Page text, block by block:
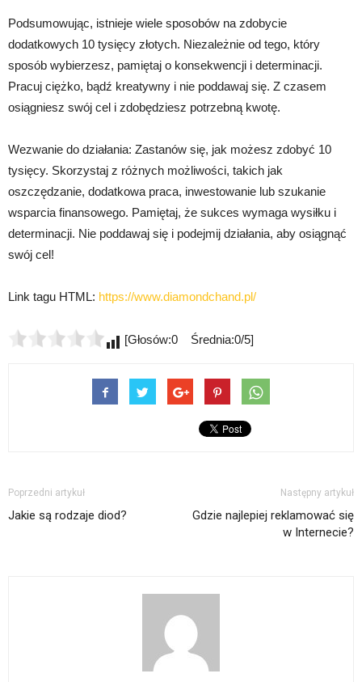
Podsumowując, istnieje wiele sposobów na zdobycie
dodatkowych 10 tysięcy złotych. Niezależnie od tego, który
sposób wybierzesz, pamiętaj o konsekwencji i determinacji.
Pracuj ciężko, bądź kreatywny i nie poddawaj się. Z czasem
osiągniesz swój cel i zdobędziesz potrzebną kwotę.
Wezwanie do działania: Zastanów się, jak możesz zdobyć 10
tysięcy. Skorzystaj z różnych możliwości, takich jak
oszczędzanie, dodatkowa praca, inwestowanie lub szukanie
wsparcia finansowego. Pamiętaj, że sukces wymaga wysiłku i
determinacji. Nie poddawaj się i podejmij działania, aby osiągnąć
swój cel!
Link tagu HTML: https://www.diamondchand.pl/
[Głosów:0 Średnia:0/5]
Poprzedni artykuł
Jakie są rodzaje diod?
Następny artykuł
Gdzie najlepiej reklamować się
w Internecie?